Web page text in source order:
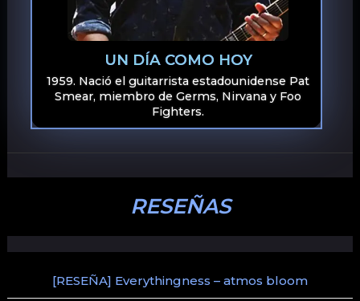
UN DÍA COMO HOY
1959. Nació el guitarrista estadounidense Pat
Smear, miembro de Germs, Nirvana y Foo
Fighters.
RESEÑAS
[RESEÑA] Everythingness – atmos bloom